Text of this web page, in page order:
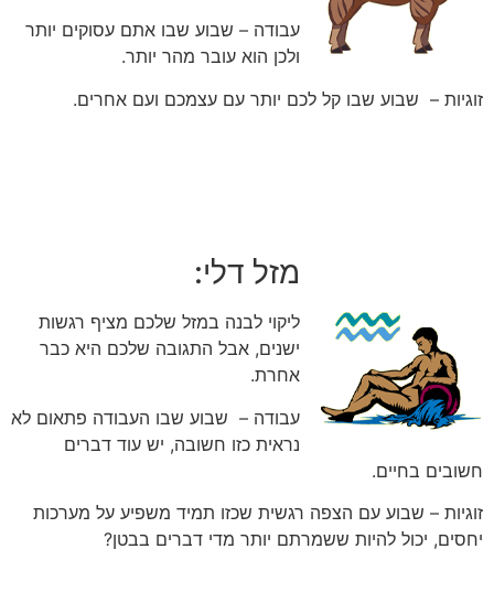
עבודה – שבוע שבו אתם עסוקים יותר
ולכן הוא עובר מהר יותר.
זוגיות – שבוע שבו קל לכם יותר עם עצמכם ועם אחרים.
מזל דלי:
ליקוי לבנה במזל שלכם מציף רגשות
ישנים, אבל התגובה שלכם היא כבר
אחרת.
עבודה – שבוע שבו העבודה פתאום לא
נראית כזו חשובה, יש עוד דברים
חשובים בחיים.
זוגיות – שבוע עם הצפה רגשית שכזו תמיד משפיע על מערכות
יחסים, יכול להיות ששמרתם יותר מדי דברים בבטן?